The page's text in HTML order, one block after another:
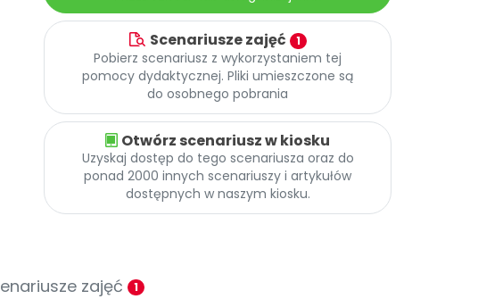
Scenariusze zajęć 1
Pobierz scenariusz z wykorzystaniem tej
pomocy dydaktycznej. Pliki umieszczone są
do osobnego pobrania
Otwórz scenariusz w kiosku
Uzyskaj dostęp do tego scenariusza oraz do
ponad 2000 innych scenariuszy i artykułów
dostępnych w naszym kiosku.
zajęć 1